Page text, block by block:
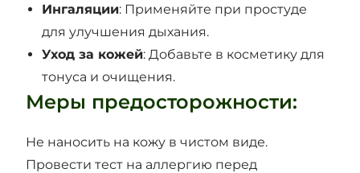
Ингаляции: Применяйте при простуде
для улучшения дыхания.
Уход за кожей: Добавьте в косметику для
тонуса и очищения.
Меры предосторожности:
Не наносить на кожу в чистом виде.
Провести тест на аллергию перед